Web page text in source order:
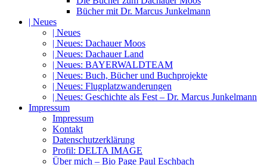
Bücher mit Dr. Marcus Junkelmann
| Neues
| Neues
| Neues: Dachauer Moos
| Neues: Dachauer Land
| Neues: BAYERWALDTEAM
| Neues: Buch, Bücher und Buchprojekte
| Neues: Flugplatzwanderungen
| Neues: Geschichte als Fest – Dr. Marcus Junkelmann
Impressum
Impressum
Kontakt
Datenschutzerklärung
Profil: DELTA IMAGE
Über mich – Bio Page Paul Eschbach